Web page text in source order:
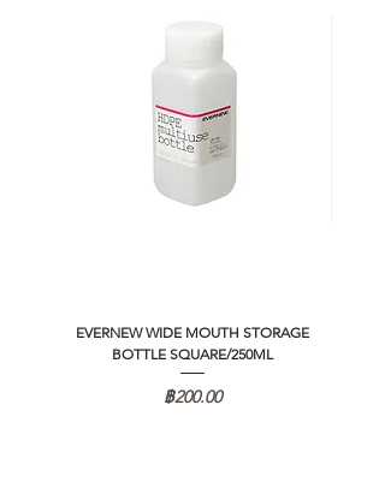
EVERNEW WIDE MOUTH STORAGE
BOTTLE SQUARE/250ML
ราคา
฿200.00